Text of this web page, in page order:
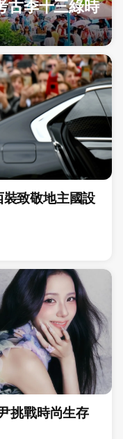
古季十三綠時
致敬地主國設
挑戰時尚生存